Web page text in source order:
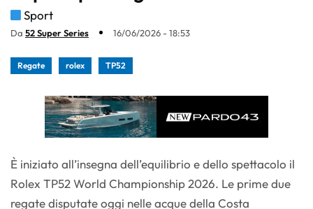
Sport
Da 52 Super Series 16/06/2026 - 18:53
Regate rolex TP52
È iniziato all’insegna dell’equilibrio e dello spettacolo il
Rolex TP52 World Championship 2026. Le prime due
regate disputate oggi nelle acque della Costa